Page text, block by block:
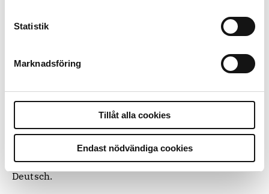
Statistik
Marknadsföring
Tillåt alla cookies
Endast nödvändiga cookies
kommunicera. Men K37 står som prio ett som ska
renoveras på Kronoberg.
Under renoveringen kommer poliser att evakueras
till lokaler i Sollentuna och Farsta. Även polisens
klart besked om framtiden?
– Jag vågar inte säga ett datum just nu. Låt oss
återkomma när pusslet är lagt, säger Jonas Studeny
Deutsch.